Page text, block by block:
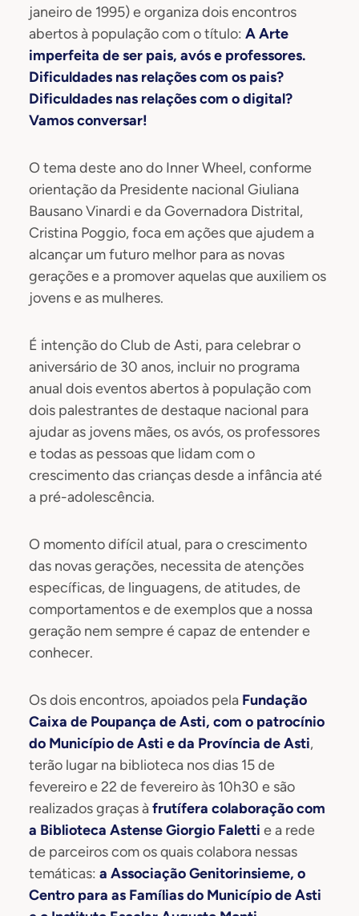
janeiro de 1995) e organiza dois encontros
abertos à população com o título: A Arte
imperfeita de ser pais, avós e professores.
Dificuldades nas relações com os pais?
Dificuldades nas relações com o digital?
Vamos conversar!
O tema deste ano do Inner Wheel, conforme
orientação da Presidente nacional Giuliana
Bausano Vinardi e da Governadora Distrital,
Cristina Poggio, foca em ações que ajudem a
alcançar um futuro melhor para as novas
gerações e a promover aquelas que auxiliem os
jovens e as mulheres.
É intenção do Club de Asti, para celebrar o
aniversário de 30 anos, incluir no programa
anual dois eventos abertos à população com
dois palestrantes de destaque nacional para
ajudar as jovens mães, os avós, os professores
e todas as pessoas que lidam com o
crescimento das crianças desde a infância até
a pré-adolescência.
O momento difícil atual, para o crescimento
das novas gerações, necessita de atenções
específicas, de linguagens, de atitudes, de
comportamentos e de exemplos que a nossa
geração nem sempre é capaz de entender e
conhecer.
Os dois encontros, apoiados pela Fundação
Caixa de Poupança de Asti, com o patrocínio
do Município de Asti e da Província de Asti,
terão lugar na biblioteca nos dias 15 de
fevereiro e 22 de fevereiro às 10h30 e são
realizados graças àfrutífera colaboração com
a Biblioteca Astense Giorgio Faletti e a rede
de parceiros com os quais colabora nessas
temáticas: a Associação Genitorinsieme, o
Centro para as Famílias do Município de Asti